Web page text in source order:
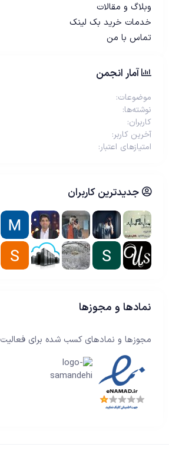
وبلاگ و مقالات
خدمات خرید بک لینک
تماس با من
آمار انجمن
موضوعات
نوشته‌ها
کاربران
آخرین کاربر
امتیازهای اعتبار
جدیدترین کاربران
نمادها و مجوزها
مجوزها و نمادهای کسب شده برای فعالیت